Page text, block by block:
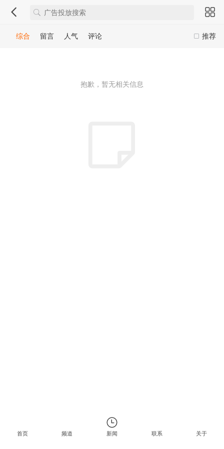
推荐
综合 留言 人气 评论
抱歉，暂无相关信息
首页 频道 新闻 联系 关于